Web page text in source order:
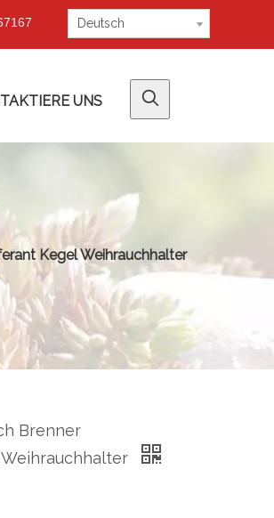
Deutsch
UNS
Kegel Weihrauchhalter
Brenner